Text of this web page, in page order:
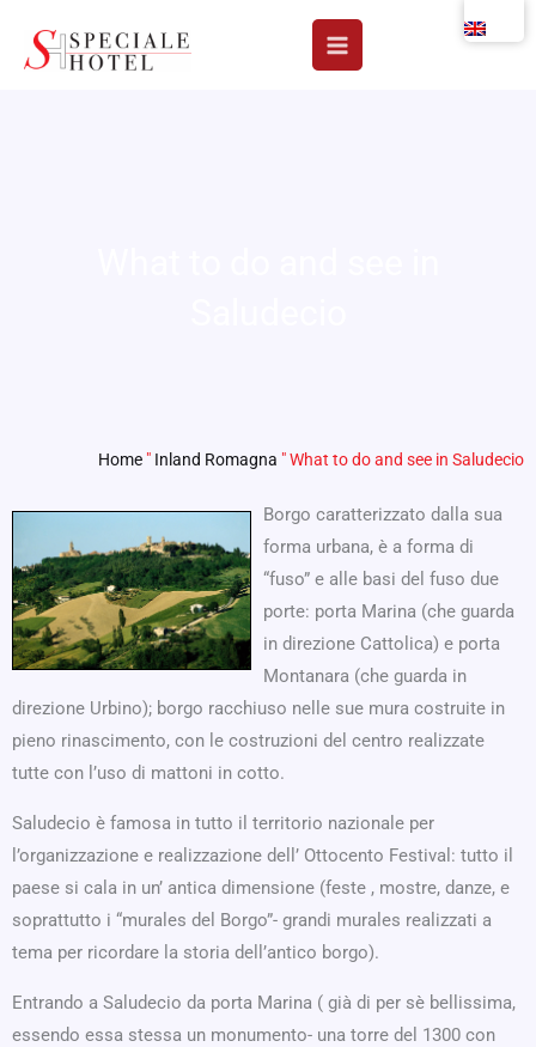
Home " Inland Romagna "What to do and see in Saludecio
Borgo caratterizzato dalla sua
forma urbana, è a forma di
“fuso” e alle basi del fuso due
porte: porta Marina (che guarda
in direzione Cattolica) e porta
Montanara (che guarda in
direzione Urbino); borgo racchiuso nelle sue mura costruite in
pieno rinascimento, con le costruzioni del centro realizzate
tutte con l’uso di mattoni in cotto.
Saludecio è famosa in tutto il territorio nazionale per
l’organizzazione e realizzazione dell’ Ottocento Festival: tutto il
paese si cala in un’ antica dimensione (feste , mostre, danze, e
soprattutto i “murales del Borgo”- grandi murales realizzati a
tema per ricordare la storia dell’antico borgo).
Entrando a Saludecio da porta Marina ( già di per sè bellissima,
essendo essa stessa un monumento- una torre del 1300 con